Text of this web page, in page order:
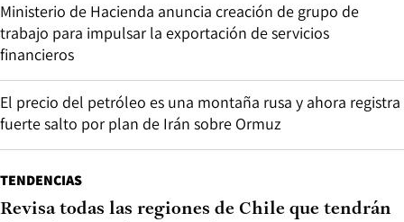
Ministerio de Hacienda anuncia creación de grupo de
trabajo para impulsar la exportación de servicios
financieros
El precio del petróleo es una montaña rusa y ahora registra
fuerte salto por plan de Irán sobre Ormuz
TENDENCIAS
Revisa todas las regiones de Chile que tendrán